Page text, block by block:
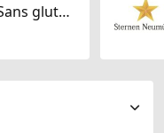
Suisse, Régionale, Sans gluten, Sans lactose